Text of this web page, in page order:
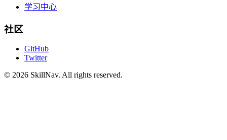
学习中心
社区
GitHub
Twitter
© 2026 SkillNav. All rights reserved.